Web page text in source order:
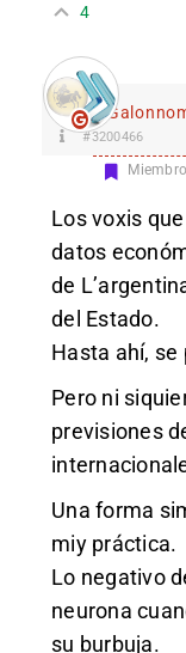
4
#3200466
Los voxis
datos
de
del Estado.
Hasta ahí, se
Pero ni
previsiones
Una forma
miy práctica.
Lo negativo
neurona
su burbuja.